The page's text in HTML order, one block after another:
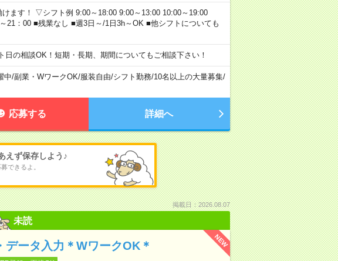
ます！ ▽シフト例 9:00～18:00 9:00～13:00 10:00～19:00
21：00 ■残業なし ■週3日～/1日3h～OK ■他シフトについても
日の相談OK！短期・長期、期間についてもご相談下さい！
中/副業・WワークOK/服装自由/シフト勤務/10名以上の大量募集/
応募する 詳細へ
えず保存しよう♪
できるよ。
掲載日：2026.08.07
未読
NEW
ータ入力＊WワークOK＊